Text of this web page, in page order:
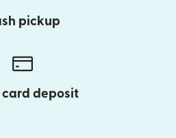
pickup
card deposit